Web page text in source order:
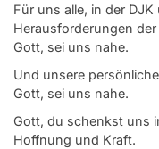
Für uns alle, in der
Herausforderungen
Gott, sei uns nahe.
Und unsere
Gott, sei uns nahe.
Gott, du schenkst uns
Hoffnung und Kraft.